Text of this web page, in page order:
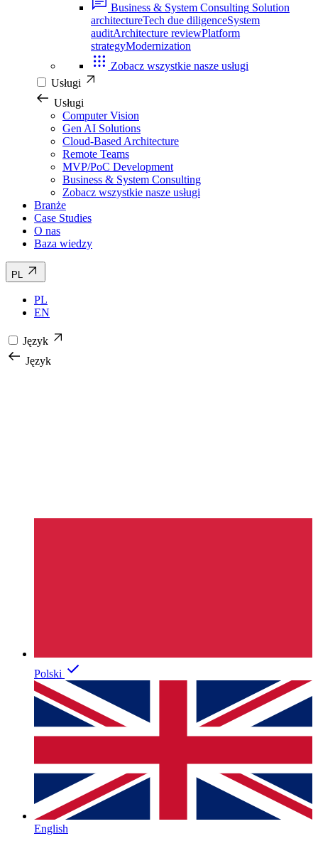
Business & System Consulting Solution
architectureTech due diligenceSystem
auditArchitecture reviewPlatform
strategyModernization
Zobacz wszystkie nasze usługi
Usługi
Usługi
Computer Vision
Gen AI Solutions
Cloud-Based Architecture
Remote Teams
MVP/PoC Development
Business & System Consulting
Zobacz wszystkie nasze usługi
Branże
Case Studies
O nas
Baza wiedzy
PL
PL
EN
Język
Język
Polski
English